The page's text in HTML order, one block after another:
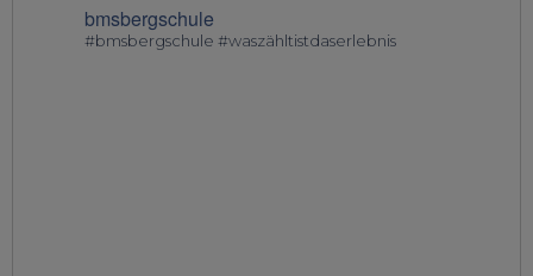
bmsbergschule
#bmsbergschule #waszähltistdaserlebnis